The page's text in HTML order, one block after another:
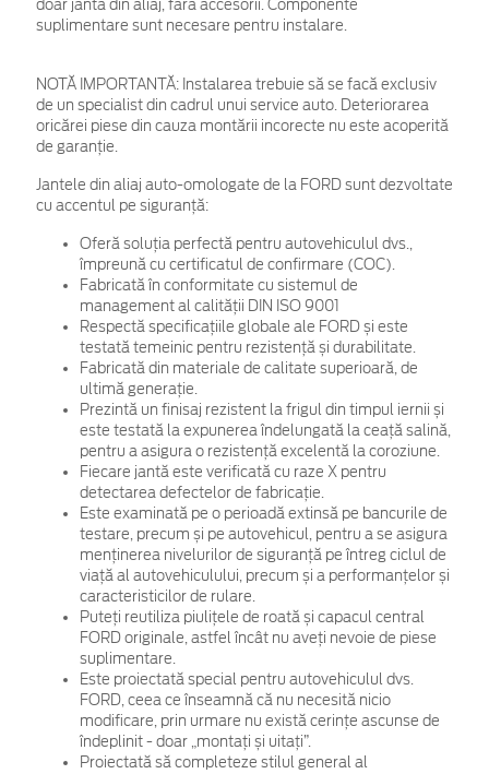
doar janta din aliaj, fără accesorii. Componente
suplimentare sunt necesare pentru instalare.
NOTĂ IMPORTANTĂ: Instalarea trebuie să se facă exclusiv
de un specialist din cadrul unui service auto. Deteriorarea
oricărei piese din cauza montării incorecte nu este acoperită
de garanţie.
Jantele din aliaj auto-omologate de la FORD sunt dezvoltate
cu accentul pe siguranță:
Oferă soluția perfectă pentru autovehiculul dvs.,
împreună cu certificatul de confirmare (COC).
Fabricată în conformitate cu sistemul de
management al calității DIN ISO 9001
Respectă specificațiile globale ale FORD și este
testată temeinic pentru rezistență și durabilitate.
Fabricată din materiale de calitate superioară, de
ultimă generație.
Prezintă un finisaj rezistent la frigul din timpul iernii și
este testată la expunerea îndelungată la ceață salină,
pentru a asigura o rezistență excelentă la coroziune.
Fiecare jantă este verificată cu raze X pentru
detectarea defectelor de fabricație.
Este examinată pe o perioadă extinsă pe bancurile de
testare, precum și pe autovehicul, pentru a se asigura
menținerea nivelurilor de siguranță pe întreg ciclul de
viață al autovehiculului, precum și a performanțelor și
caracteristicilor de rulare.
Puteți reutiliza piulițele de roată și capacul central
FORD originale, astfel încât nu aveți nevoie de piese
suplimentare.
Este proiectată special pentru autovehiculul dvs.
FORD, ceea ce înseamnă că nu necesită nicio
modificare, prin urmare nu există cerințe ascunse de
îndeplinit - doar „montați și uitați”.
Proiectată să completeze stilul general al